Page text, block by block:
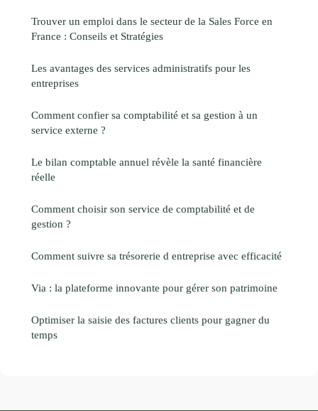
Trouver un emploi dans le secteur de la Sales Force en
France : Conseils et Stratégies
Les avantages des services administratifs pour les
entreprises
Comment confier sa comptabilité et sa gestion à un
service externe ?
Le bilan comptable annuel révèle la santé financière
réelle
Comment choisir son service de comptabilité et de
gestion ?
Comment suivre sa trésorerie d entreprise avec efficacité
Via : la plateforme innovante pour gérer son patrimoine
Optimiser la saisie des factures clients pour gagner du
temps